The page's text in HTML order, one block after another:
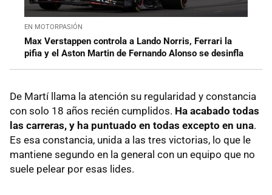
EN MOTORPASIÓN
Max Verstappen controla a Lando Norris, Ferrari la
pifia y el Aston Martin de Fernando Alonso se desinfla
De Martí llama la atención su regularidad y constancia
con solo 18 años recién cumplidos. Ha acabado todas
las carreras, y ha puntuado en todas excepto en una.
Es esa constancia, unida a las tres victorias, lo que le
mantiene segundo en la general con un equipo que no
suele pelear por esas lides.